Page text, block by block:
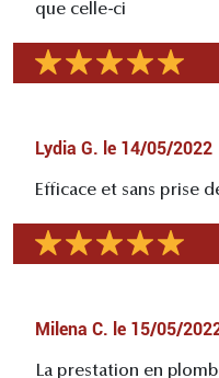
que celle-ci
Lydia G. le 14/05/2022
Efficace et sans prise
Milena C. le 15/05/
La prestation en